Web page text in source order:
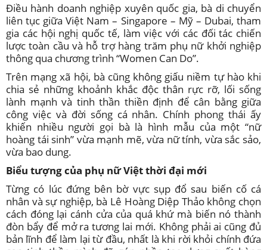
Điều hành doanh nghiệp xuyên quốc gia, bà di chuyển
liên tục giữa Việt Nam – Singapore – Mỹ – Dubai, tham
gia các hội nghị quốc tế, làm việc với các đối tác chiến
lược toàn cầu và hỗ trợ hàng trăm phụ nữ khởi nghiệp
thông qua chương trình “Women Can Do”.
Trên mạng xã hội, bà cũng không giấu niềm tự hào khi
chia sẻ những khoảnh khắc độc thân rực rỡ, lối sống
lành mạnh và tinh thần thiền định để cân bằng giữa
công việc và đời sống cá nhân. Chính phong thái ấy
khiến nhiều người gọi bà là hình mẫu của một “nữ
hoàng tái sinh” vừa mạnh mẽ, vừa nữ tính, vừa sắc sảo,
vừa bao dung.
Biểu tượng của phụ nữ Việt thời đại mới
Từng có lúc đứng bên bờ vực sụp đổ sau biến cố cá
nhân và sự nghiệp, bà Lê Hoàng Diệp Thảo không chọn
cách đóng lại cánh cửa của quá khứ mà biến nó thành
đòn bẩy để mở ra tương lai mới. Không phải ai cũng đủ
bản lĩnh để làm lại từ đầu, nhất là khi rời khỏi chính đứa